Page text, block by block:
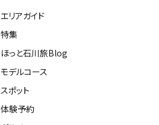
エリアガイド
特集
ほっと石川旅Blog
モデルコース
スポット
体験予約